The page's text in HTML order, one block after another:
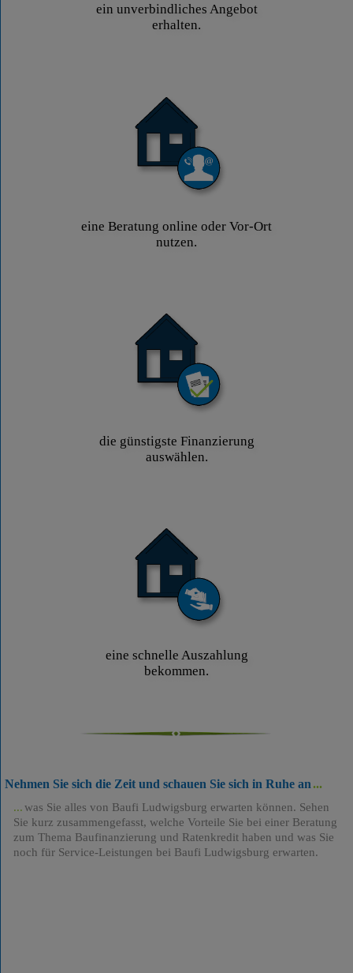
ein unverbindliches Angebot
erhalten.
eine Beratung online oder Vor-Ort
nutzen.
die günstigste Finanzierung
auswählen.
eine schnelle Auszahlung
bekommen.
Nehmen Sie sich die Zeit und schauen Sie sich in Ruhe an
was Sie alles von Baufi Ludwigsburg erwarten können. Sehen
Sie kurz zusammengefasst, welche Vorteile Sie bei einer Beratung
zum Thema Baufinanzierung und Ratenkredit haben und was Sie
noch für Service-Leistungen bei Baufi Ludwigsburg erwarten.